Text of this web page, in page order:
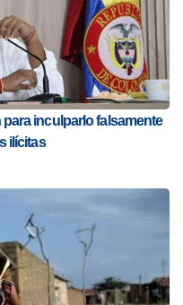
inculparlo falsamente
ilícitas